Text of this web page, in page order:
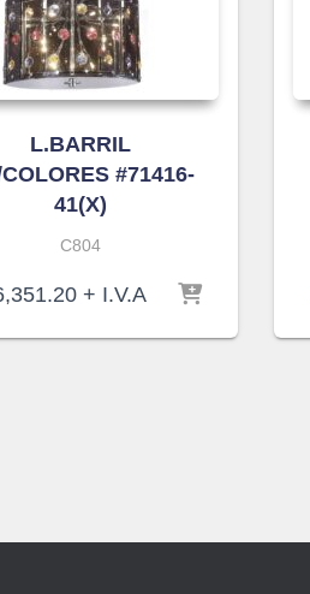
L.BARRIL
#71416-
41(X)
C804
+ I.V.A